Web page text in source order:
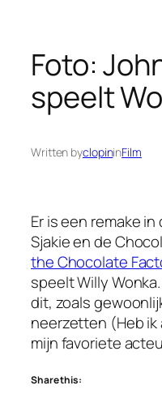
Foto:
speelt
Written byclopininFilm
Er is een remake in
Sjakie en de
the Chocolate
speelt Willy
dit, zoals
neerzetten (Heb ik
mijn favoriete
Share this: